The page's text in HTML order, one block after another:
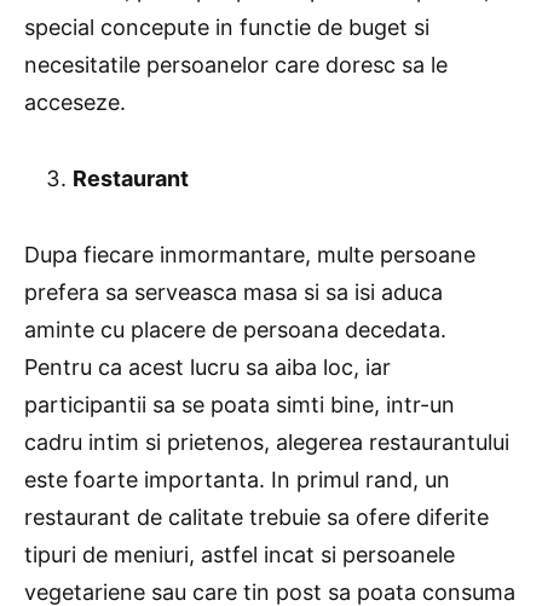
special concepute in functie de buget si
necesitatile persoanelor care doresc sa le
acceseze.
Restaurant
Dupa fiecare inmormantare, multe persoane
prefera sa serveasca masa si sa isi aduca
aminte cu placere de persoana decedata.
Pentru ca acest lucru sa aiba loc, iar
participantii sa se poata simti bine, intr-un
cadru intim si prietenos, alegerea restaurantului
este foarte importanta. In primul rand, un
restaurant de calitate trebuie sa ofere diferite
tipuri de meniuri, astfel incat si persoanele
vegetariene sau care tin post sa poata consuma